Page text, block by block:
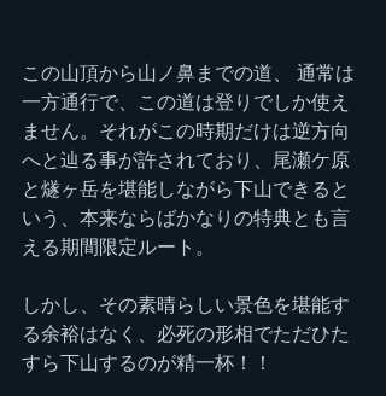
この山頂から山ノ鼻までの道、 通常は
一方通行で、この道は登りでしか使え
ません。それがこの時期だけは逆方向
へと辿る事が許されており、尾瀬ケ原
と燧ヶ岳を堪能しながら下山できると
いう、本来ならばかなりの特典とも言
える期間限定ルート。
しかし、その素晴らしい景色を堪能す
る余裕はなく、必死の形相でただひた
すら下山するのが精一杯！！